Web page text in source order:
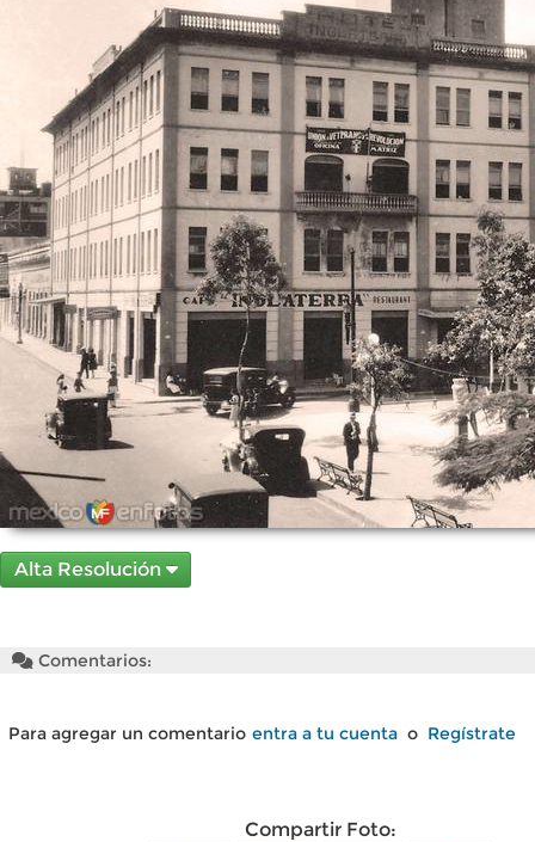
Alta Resolución
Comentarios:
Para agregar un comentario entra a tu cuenta o Regístrate
Compartir Foto: